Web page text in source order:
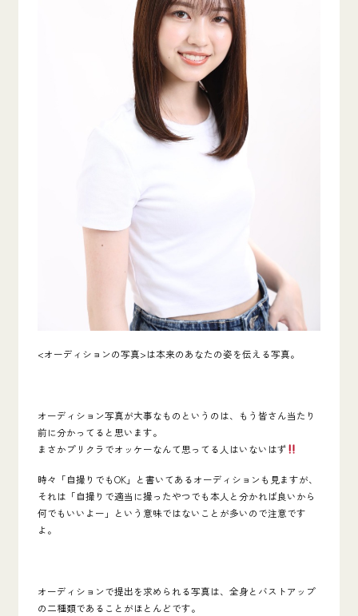
<オーディションの写真>は本来のあなたの姿を伝える写真。
オーディション写真が大事なものというのは、もう皆さん当たり
前に分かってると思います。
まさかプリクラでオッケーなんて思ってる人はいないはず
時々「自撮りでもOK」と書いてあるオーディションも見ますが、
それは 「自撮りで適当に撮ったやつでも本人と分かれば良いから
何でもいいよー」という意味ではない ことが多いので注意です
よ。
オーディションで提出を求められる写真は、全身とバストアップ
の二種類であることがほとんどです。